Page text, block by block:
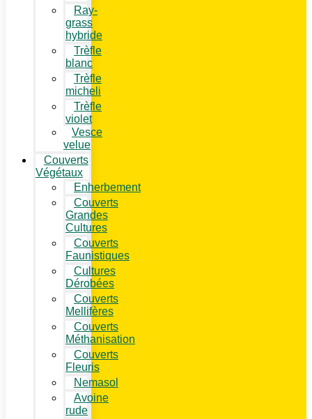
Ray-
grass
hybride
Trèfle
blanc
Trèfle
micheli
Trèfle
violet
Vesce
velue
Couverts
Végétaux
Enherbement
Couverts
Grandes
Cultures
Couverts
Faunistiques
Cultures
Dérobées
Couverts
Mellifères
Couverts
Méthanisation
Couverts
Fleuris
Nemasol
Avoine
rude